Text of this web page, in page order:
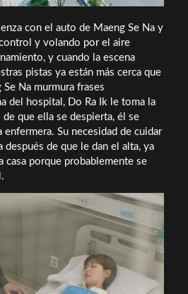
con el auto de Maeng Se Na y
y volando por el aire
y cuando la escena
pistas ya están más cerca que
Na murmura frases
del hospital, Do Ra Ik le toma la
que ella se despierta, él se
enfermera. Su necesidad de cuidar
después de que le dan el alta, ya
casa porque probablemente se